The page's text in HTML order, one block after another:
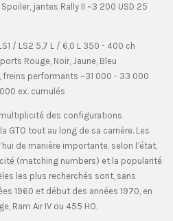
jantes Rally II ~3 200 USD 25
/ LS2 5,7 L / 6,0 L 350 - 400 ch
Rouge, Noir, Jaune, Bleu
freins performants ~31 000 - 33 000
ex. cumulés
des configurations
GTO tout au long de sa carrière. Les
de manière importante, selon l’état,
(matching numbers) et la popularité
les plus recherchés sont, sans
1960 et début des années 1970, en
Ram Air IV ou 455 HO.